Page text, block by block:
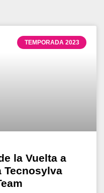
TEMPORADA 2023
la Vuelta a
Tecnosylva